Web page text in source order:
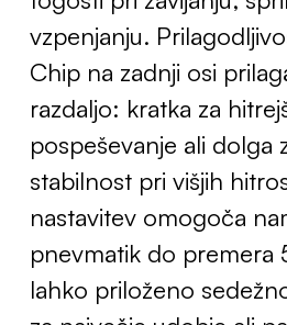
vzpenjanju.
Chip na zadnji osi
razdaljo: kratka za
pospeševanje ali dolga
stabilnost pri višjih
nastavitev omogoča
pnevmatik do premera
lahko priloženo